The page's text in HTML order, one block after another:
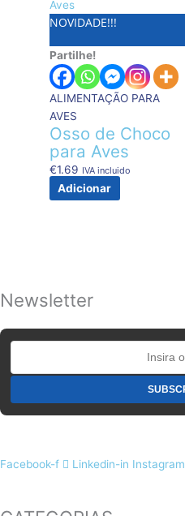
NOVIDADE!!!
Partilhe!
ALIMENTAÇÃO PARA
AVES
Osso de Choco
para Aves
€1.69 IVA incluido
Adicionar
Newsletter
Facebook-f Linkedin-in Instagram